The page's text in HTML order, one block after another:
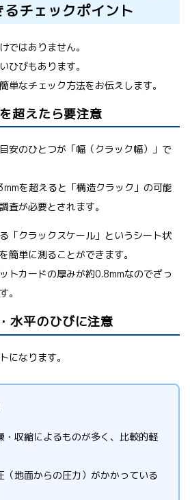
チェックポイント
ではありません。
ひびもあります。
単なチェック方法をお伝えします。
超えたら要注意
安のひとつが「幅（クラック幅）」で
を超えると「構造クラック」の可能
査が必要とされます。
「クラックスケール」というシート状
簡単に測ることができます。
トカードの厚みが約0.8mmなのでざっ
。
水平のひびに注意
になります。
・収縮によるものが多く、比較的軽
（地面からの圧力）がかかっている